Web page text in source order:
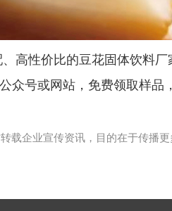
高性价比的豆花固体饮料厂
众号或网站，免费领取样品
载企业宣传资讯，目的在于传播